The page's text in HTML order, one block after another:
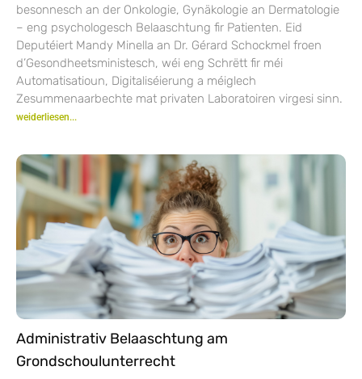
besonnesch an der Onkologie, Gynäkologie an Dermatologie
– eng psychologesch Belaaschtung fir Patienten. Eid
Deputéiert Mandy Minella an Dr. Gérard Schockmel froen
d’Gesondheetsministesch, wéi eng Schrëtt fir méi
Automatisatioun, Digitaliséierung a méiglech
Zesummenaarbechte mat privaten Laboratoiren virgesi sinn.
weiderliesen...
Administrativ Belaaschtung am
Grondschoulunterrecht